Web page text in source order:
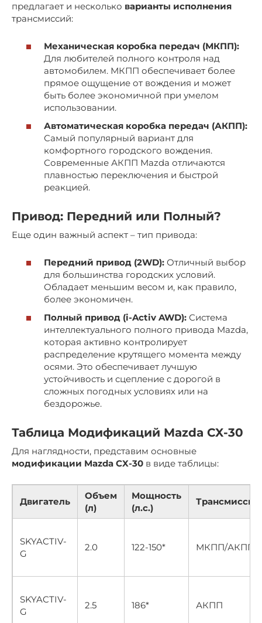
предлагает и несколько варианты исполнения
трансмиссий:
Механическая коробка передач (МКПП):
Для любителей полного контроля над
автомобилем. МКПП обеспечивает более
прямое ощущение от вождения и может
быть более экономичной при умелом
использовании.
Автоматическая коробка передач (АКПП):
Самый популярный вариант для
комфортного городского вождения.
Современные АКПП Mazda отличаются
плавностью переключения и быстрой
реакцией.
Привод: Передний или Полный?
Еще один важный аспект – тип привода:
Передний привод (2WD): Отличный выбор
для большинства городских условий.
Обладает меньшим весом и, как правило,
более экономичен.
Полный привод (i-Activ AWD): Система
интеллектуального полного привода Mazda,
которая активно контролирует
распределение крутящего момента между
осями. Это обеспечивает лучшую
устойчивость и сцепление с дорогой в
сложных погодных условиях или на
бездорожье.
Таблица Модификаций Mazda CX-30
Для наглядности, представим основные
модификации Mazda CX-30 в виде таблицы:
Двигатель
Объем
(л)
Мощность
(л.с.)
Трансмиссия
SKYACTIV-
G
2.0 122-150* МКПП/АКПП
SKYACTIV-
G
2.5 186* АКПП